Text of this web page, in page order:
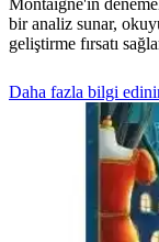
bir analiz sunar,
geliştirme fırsatı
Daha fazla bilgi